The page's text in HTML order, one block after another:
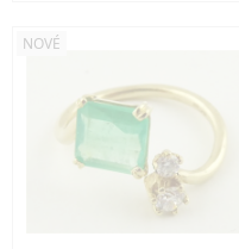
NOVÉ